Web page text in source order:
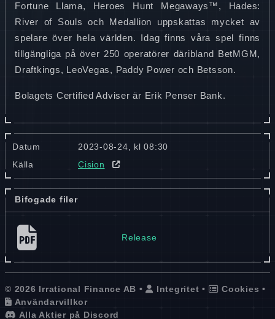
Fortune Llama, Heroes Hunt Megaways™, Hades:
River of Souls och Medallion uppskattas mycket av
spelare över hela världen. Idag finns våra spel finns
tillgängliga på över 250 operatörer däribland BetMGM,
Draftkings, LeoVegas, Paddy Power och Betsson.
Bolagets Certified Adviser är Erik Penser Bank.
Datum
2023-08-24, kl 08:30
Källa
Cision
Bifogade filer
Release
© 2026 Irrational Finance AB • Integritet • Cookies •
Användarvillkor
Alla Aktier på Discord